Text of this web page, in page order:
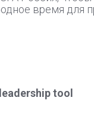
время для
tool